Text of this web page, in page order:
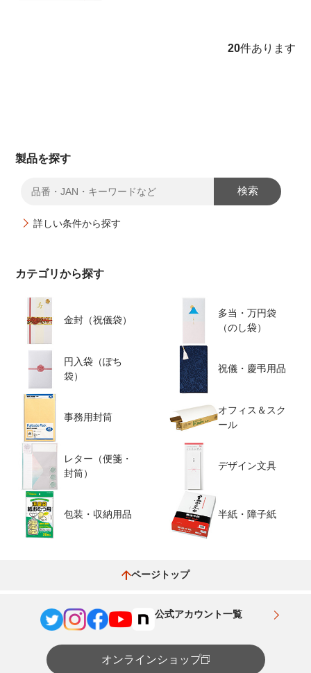
20件あります
製品を探す
検索
詳しい条件から探す
カテゴリから探す
金封（祝儀袋）
多当・万円袋
（のし袋）
円入袋（ぽち
袋）
祝儀・慶弔用品
事務用封筒
オフィス＆スク
ール
レター（便箋・
封筒）
デザイン文具
包装・収納用品 半紙・障子紙
ページトップ
公式アカウント一覧
オンラインショップ